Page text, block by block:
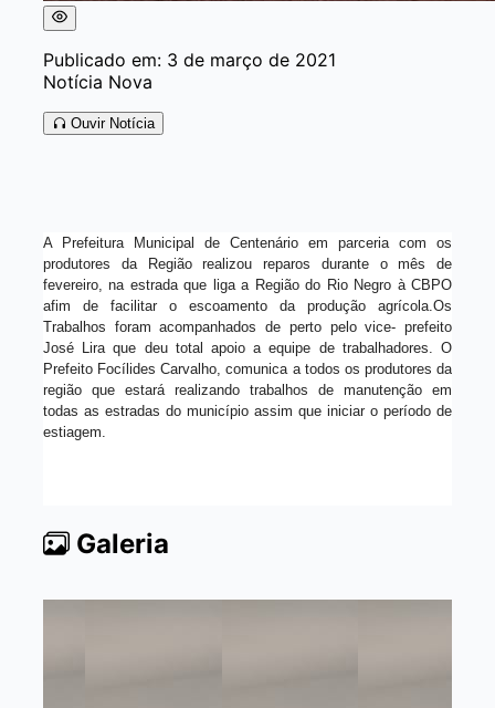
Publicado em: 3 de março de 2021
Notícia Nova
Ouvir Notícia
A Prefeitura Municipal de Centenário em parceria com os
produtores da Região realizou reparos durante o mês de
fevereiro, na estrada que liga a Região do Rio Negro à CBPO
afim de facilitar o escoamento da produção agrícola.Os
Trabalhos foram acompanhados de perto pelo vice- prefeito
José Lira que deu total apoio a equipe de trabalhadores. O
Prefeito Focílides Carvalho, comunica a todos os produtores da
região que estará realizando trabalhos de manutenção em
todas as estradas do município assim que iniciar o período de
estiagem.
Galeria